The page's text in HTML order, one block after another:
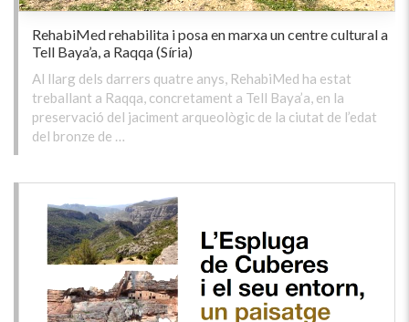
RehabiMed rehabilita i posa en marxa un centre cultural a
Tell Baya’a, a Raqqa (Síria)
Al llarg dels darrers quatre anys, RehabiMed ha estat
treballant a Raqqa, concretament a Tell Baya’a, en la
preservació del jaciment arqueològic de la ciutat de l’edat
del bronze de …